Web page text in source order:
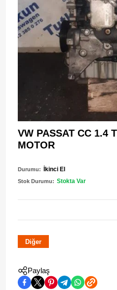
VW PASSAT CC 1.4
MOTOR
Durumu: İkinci El
Stok Durumu: Stokta Var
Diğer
Paylaş